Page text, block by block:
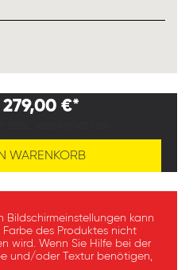
279,00 €*
WARENKORB
Bildschirmeinstellungen kann
des Produktes nicht
wird. Wenn Sie Hilfe bei der
und/oder Textur benötigen,